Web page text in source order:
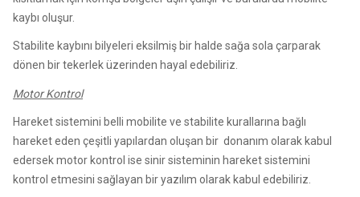
kaybı oluşur.
Stabilite kaybını bilyeleri eksilmiş bir halde sağa sola çarparak
dönen bir tekerlek üzerinden hayal edebiliriz.
Motor Kontrol
Hareket sistemini belli mobilite ve stabilite kurallarına bağlı
hareket eden çeşitli yapılardan oluşan bir donanım olarak kabul
edersek motor kontrol ise sinir sisteminin hareket sistemini
kontrol etmesini sağlayan bir yazılım olarak kabul edebiliriz.